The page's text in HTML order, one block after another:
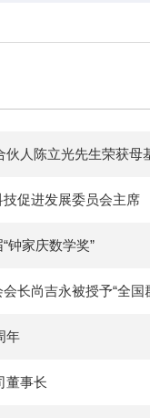
人陈立光先生荣获母
促进发展委员会主席
钟家庆数学奖”
长尚吉永被授予“全国
年
董事长